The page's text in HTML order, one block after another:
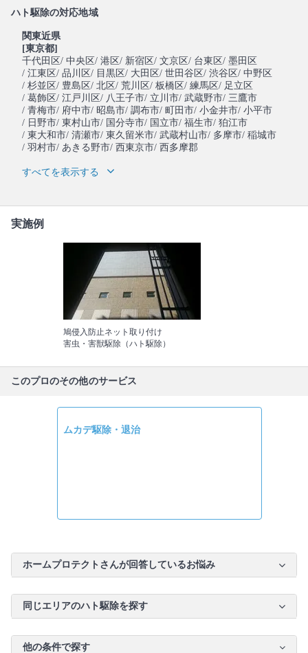
ハト駆除の対応地域
関東近県
[東京都]
千代田区/ 中央区/ 港区/ 新宿区/ 文京区/ 台東区/ 墨田区
/ 江東区/ 品川区/ 目黒区/ 大田区/ 世田谷区/ 渋谷区/ 中野区
/ 杉並区/ 豊島区/ 北区/ 荒川区/ 板橋区/ 練馬区/ 足立区
/ 葛飾区/ 江戸川区/ 八王子市/ 立川市/ 武蔵野市/ 三鷹市
/ 青梅市/ 府中市/ 昭島市/ 調布市/ 町田市/ 小金井市/ 小平市
/ 日野市/ 東村山市/ 国分寺市/ 国立市/ 福生市/ 狛江市
/ 東大和市/ 清瀬市/ 東久留米市/ 武蔵村山市/ 多摩市/ 稲城市
/ 羽村市/ あきる野市/ 西東京市/ 西多摩郡
すべてを表示する
実施例
鳩侵入防止ネット取り付け
害虫・害獣駆除（ハト駆除）
このプロのその他のサービス
ムカデ駆除・退治
ホームプロテクトさんが回答しているお悩み
同じエリアのハト駆除を探す
他の条件で探す